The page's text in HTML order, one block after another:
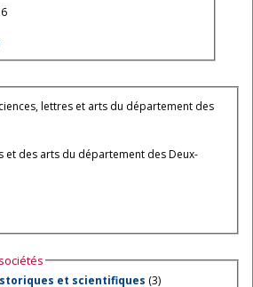
lettres et arts du département des
et des arts du département des Deux-
et scientifiques (3)